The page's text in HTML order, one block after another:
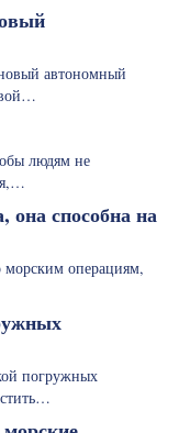
автономный
людям не
способна на
операциям,
погружных